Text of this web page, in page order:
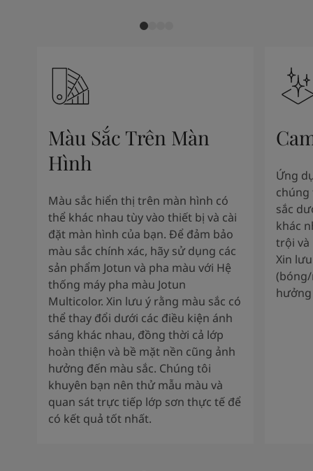
Màu Sắc Trên Màn
Hình
Màu sắc hiển thị trên màn hình có
thể khác nhau tùy vào thiết bị và cài
đặt màn hình của bạn. Để đảm bảo
màu sắc chính xác, hãy sử dụng các
sản phẩm Jotun và pha màu với Hệ
thống máy pha màu Jotun
Multicolor. Xin lưu ý rằng màu sắc có
thể thay đổi dưới các điều kiện ánh
sáng khác nhau, đồng thời cả lớp
hoàn thiện và bề mặt nền cũng ảnh
hưởng đến màu sắc. Chúng tôi
khuyên bạn nên thử mẫu màu và
quan sát trực tiếp lớp sơn thực tế để
có kết quả tốt nhất.
Ứng
chúng
sắc
khác
trội và
Xin
hưởng